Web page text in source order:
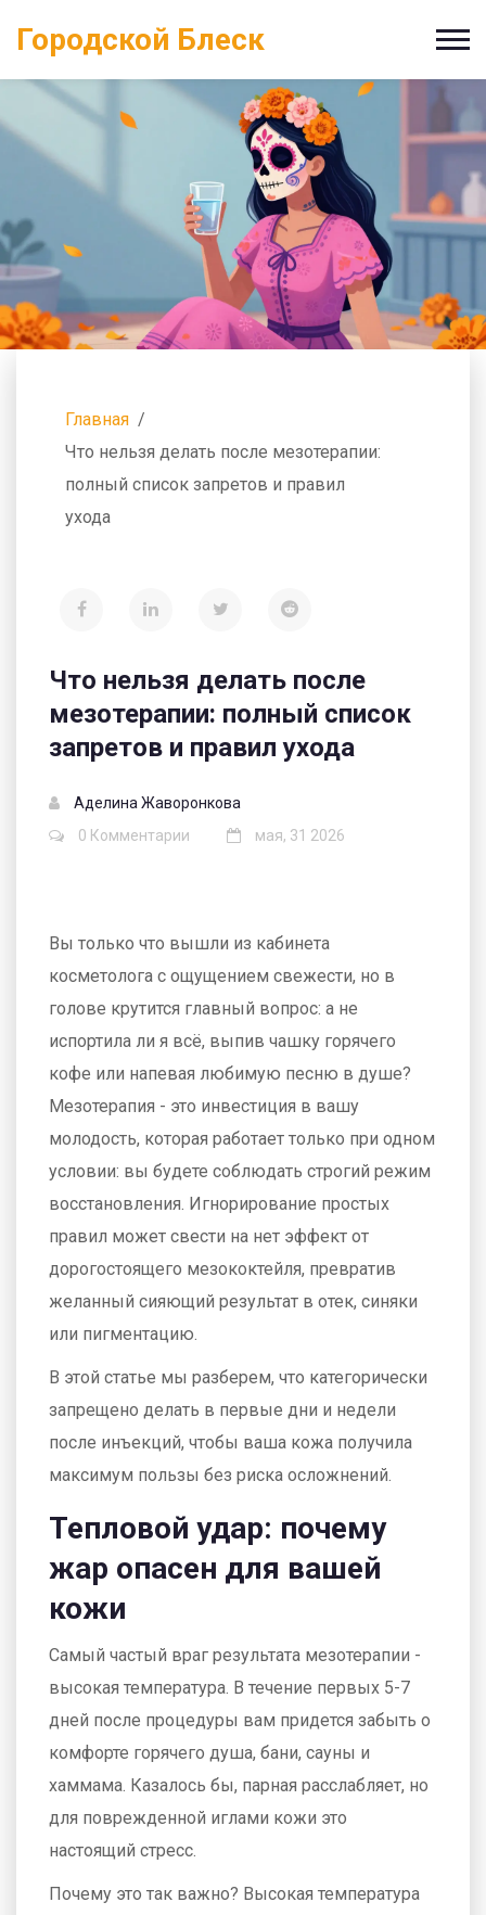
Городской Блеск
Главная
Что нельзя делать после мезотерапии:
полный список запретов и правил
ухода
Что нельзя делать после
мезотерапии: полный список
запретов и правил ухода
Аделина Жаворонкова
0 Комментарии
мая, 31 2026
Вы только что вышли из кабинета
косметолога с ощущением свежести, но в
голове крутится главный вопрос: а не
испортила ли я всё, выпив чашку горячего
кофе или напевая любимую песню в душе?
Мезотерапия - это инвестиция в вашу
молодость, которая работает только при одном
условии: вы будете соблюдать строгий режим
восстановления. Игнорирование простых
правил может свести на нет эффект от
дорогостоящего мезококтейля, превратив
желанный сияющий результат в отек, синяки
или пигментацию.
В этой статье мы разберем, что категорически
запрещено делать в первые дни и недели
после инъекций, чтобы ваша кожа получила
максимум пользы без риска осложнений.
Тепловой удар: почему
жар опасен для вашей
кожи
Самый частый враг результата мезотерапии -
высокая температура. В течение первых 5-7
дней после процедуры вам придется забыть о
комфорте горячего душа, бани, сауны и
хаммама. Казалось бы, парная расслабляет, но
для поврежденной иглами кожи это
настоящий стресс.
Почему это так важно? Высокая температура